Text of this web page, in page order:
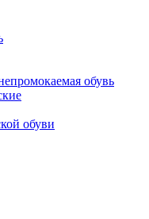
обувь
обуви